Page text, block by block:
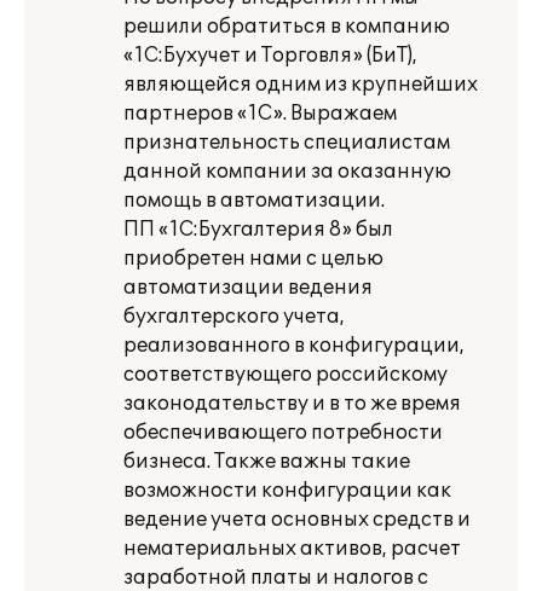
решили обратиться в компанию
«1С:Бухучет и Торговля» (БиТ),
являющейся одним из крупнейших
партнеров «1С». Выражаем
признательность специалистам
данной компании за оказанную
помощь в автоматизации.
ПП «1С:Бухгалтерия 8» был
приобретен нами с целью
автоматизации ведения
бухгалтерского учета,
реализованного в конфигурации,
соответствующего российскому
законодательству и в то же время
обеспечивающего потребности
бизнеса. Также важны такие
возможности конфигурации как
ведение учета основных средств и
нематериальных активов, расчет
заработной платы и налогов с